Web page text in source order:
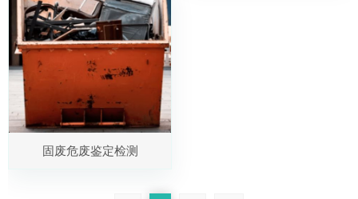
固废危废鉴定检测